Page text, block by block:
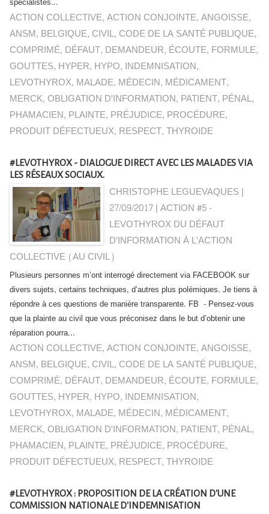
ACTION COLLECTIVE,ACTION CONJOINTE,ANGOISSE,
ANSM, BELGIQUE, CIVIL, CODE DE LA SANTÉ PUBLIQUE,
COMPRIMÉ, DÉFAUT, DEMANDEUR, ÉCOUTE, FORMULE,
GOUTTES, HYPER, HYPO, INDEMNISATION,
LEVOTHYROX, MALADE, MÉDECIN, MÉDICAMENT,
MERCK,OBLIGATION D'INFORMATION, PATIENT, PÉNAL,
PHAMACIEN, PLAINTE, PRÉJUDICE, PROCÉDURE,
PRODUIT DÉFECTUEUX, RESPECT,THYROIDE
#LEVOTHYROX - DIALOGUE DIRECT AVEC LES MALADES VIA
LES RÉSEAUX SOCIAUX.
CHRISTOPHE LEGUEVAQUES |
27/09/2017|ACTION #5 -
LEVOTHYROX DU DÉFAUT
D'INFORMATION À L'ACTION
COLLECTIVE (AU CIVIL)
Plusieurs personnes m’ont interrogé directement via FACEBOOK sur
divers sujets, certains techniques, d’autres plus polémiques. Je tiens à
répondre à ces questions de manière transparente. FB - Pensez-vous
que la plainte au civil que vous préconisez dans le but d’obtenir une
réparation pourra...
ACTION COLLECTIVE,ACTION CONJOINTE,ANGOISSE,
ANSM, BELGIQUE, CIVIL, CODE DE LA SANTÉ PUBLIQUE,
COMPRIMÉ, DÉFAUT, DEMANDEUR, ÉCOUTE, FORMULE,
GOUTTES, HYPER, HYPO, INDEMNISATION,
LEVOTHYROX, MALADE, MÉDECIN, MÉDICAMENT,
MERCK,OBLIGATION D'INFORMATION, PATIENT, PÉNAL,
PHAMACIEN, PLAINTE, PRÉJUDICE, PROCÉDURE,
PRODUIT DÉFECTUEUX, RESPECT,THYROIDE
#LEVOTHYROX : PROPOSITION DE LA CRÉATION D'UNE
COMMISSION NATIONALE D'INDEMNISATION